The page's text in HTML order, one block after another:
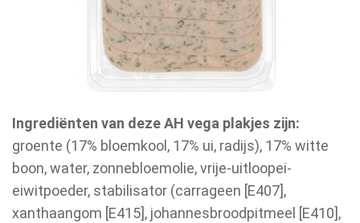
Ingrediënten van deze AH vega plakjes zijn:
groente (17% bloemkool, 17% ui, radijs), 17% witte
boon, water, zonnebloemolie, vrije-uitloopei-
eiwitpoeder, stabilisator (carrageen [E407],
xanthaangom [E415], johannesbroodpitmeel [E410],